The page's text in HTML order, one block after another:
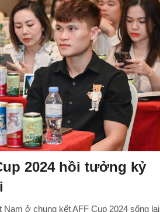
2024 hồi tưởng kỷ
Nam ở chung kết AFF Cup 2024 sống lại